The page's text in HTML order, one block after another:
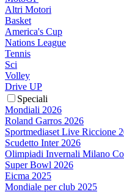
Altri Motori
Basket
America's Cup
Nations League
Tennis
Sci
Volley
Drive UP
Speciali
Mondiali 2026
Roland Garros 2026
Sportmediaset Live Riccione
Scudetto Inter 2026
Olimpiadi Invernali Milano
Super Bowl 2026
Eicma 2025
Mondiale per club 2025